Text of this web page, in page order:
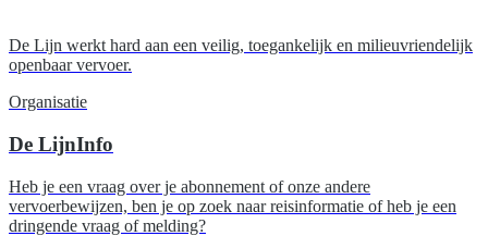
De Lijn werkt hard aan een veilig, toegankelijk en milieuvriendelijk
openbaar vervoer.
Organisatie
De LijnInfo
Heb je een vraag over je abonnement of onze andere
vervoerbewijzen, ben je op zoek naar reisinformatie of heb je een
dringende vraag of melding?